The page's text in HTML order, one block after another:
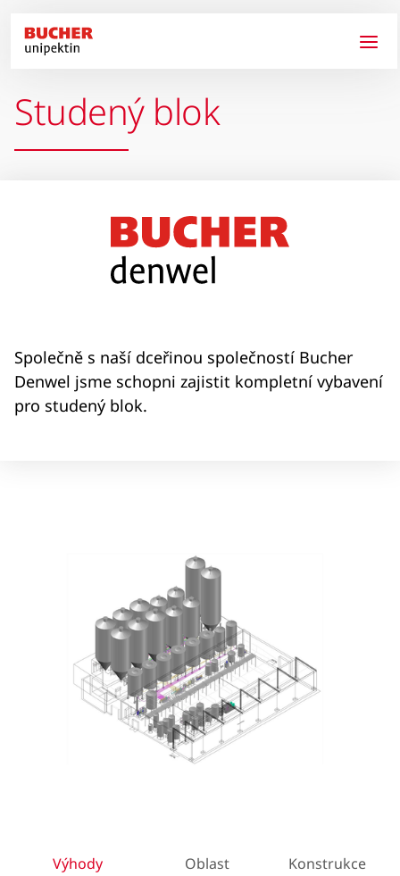
Studený blok
Společně s naší dceřinou společností Bucher
Denwel jsme schopni zajistit kompletní vybavení
pro studený blok.
Výhody
Oblast
Konstrukce